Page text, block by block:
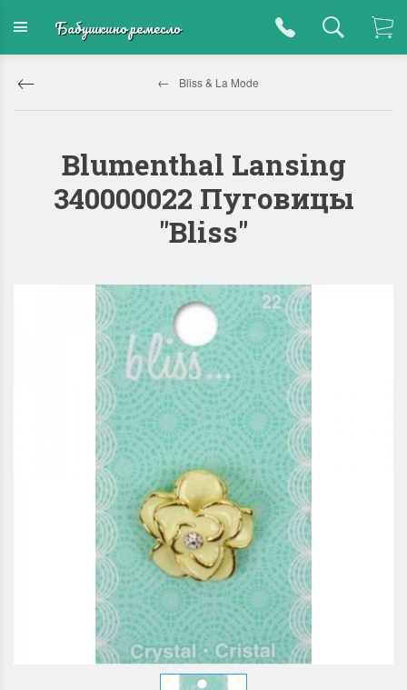
Бабушкино ремесло
Bliss & La Mode
Blumenthal Lansing
340000022 Пуговицы
"Bliss"